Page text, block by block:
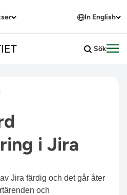
In English
Sök
i Jira
Jira färdig och det går åter
och